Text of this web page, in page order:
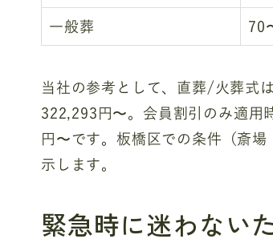
一般葬 70
当社の参考として、直葬/火葬式
322,293円〜。会員割引のみ適
円〜です。板橋区での条件（斎
示します。
緊急時に迷わない